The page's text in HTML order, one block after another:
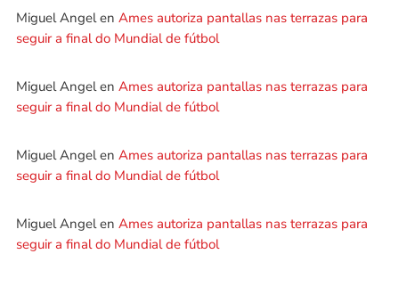
Miguel Angelen Ames autoriza pantallas nas terrazas para
seguir a final do Mundial de fútbol
Miguel Angelen Ames autoriza pantallas nas terrazas para
seguir a final do Mundial de fútbol
Miguel Angelen Ames autoriza pantallas nas terrazas para
seguir a final do Mundial de fútbol
Miguel Angelen Ames autoriza pantallas nas terrazas para
seguir a final do Mundial de fútbol